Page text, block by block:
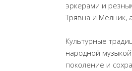
эркерами и
Трявна и Мелник,
Культурные
народной
поколение и